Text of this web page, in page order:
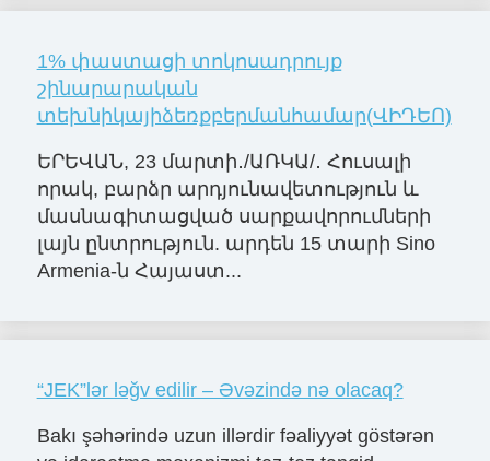
1% փաստացի տոկոսադրույք
շինարարական
տեխնիկայիձեռքբերմանհամար(ՎԻԴԵՈ)
ԵՐԵՎԱՆ, 23 մարտի․/ԱՌԿԱ/․ Հուսալի
որակ, բարձր արդյունավետություն և
մասնագիտացված սարքավորումների
լայն ընտրություն. արդեն 15 տարի Sino
Armenia-ն Հայաստ...
“JEK”lər ləğv edilir – Əvəzində nə olacaq?
Bakı şəhərində uzun illərdir fəaliyyət göstərən